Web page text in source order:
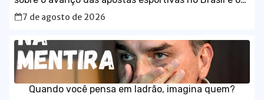
impactos que as chamadas “bets” têm provocado no
orçamento das famílias.
7 de agosto de 2026
Quando você pensa em ladrão, imagina quem?